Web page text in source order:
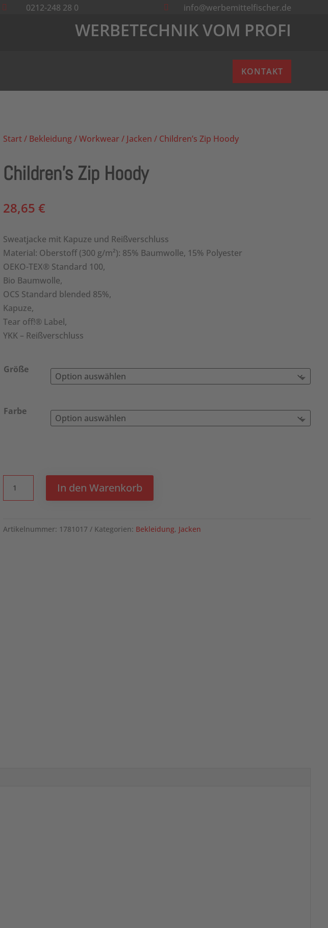
 0212-248 28 0  info@werbemittelfischer.de
WERBETECHNIK VOM PROFI
KONTAKT
Start/ Bekleidung/Workwear/ Jacken / Children’s Zip Hoody
Children’s Zip Hoody
28,65€
Sweatjacke mit Kapuze und Reißverschluss
Material: Oberstoff (300 g/m²): 85% Baumwolle, 15% Polyester
OEKO-TEX® Standard 100,
Bio Baumwolle,
OCS Standard blended 85%,
Kapuze,
Tear off!® Label,
YKK – Reißverschluss
Größe
Farbe
In den Warenkorb
Artikelnummer: 1781017 Kategorien: Bekleidung, Jacken